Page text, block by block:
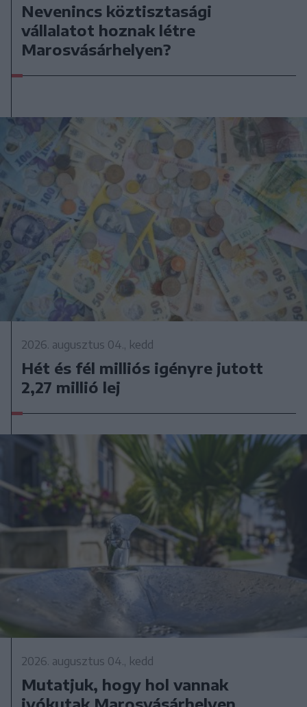
Nevenincs köztisztasági
vállalatot hoznak létre
Marosvásárhelyen?
2026. augusztus 04., kedd
Hét és fél milliós igényre jutott
2,27 millió lej
2026. augusztus 04., kedd
Mutatjuk, hogy hol vannak